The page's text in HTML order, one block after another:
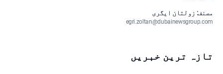
مصنف: زولتان ایگری
egri.zoltan@dubainewsgroup.com
تازہ ترین خبریں